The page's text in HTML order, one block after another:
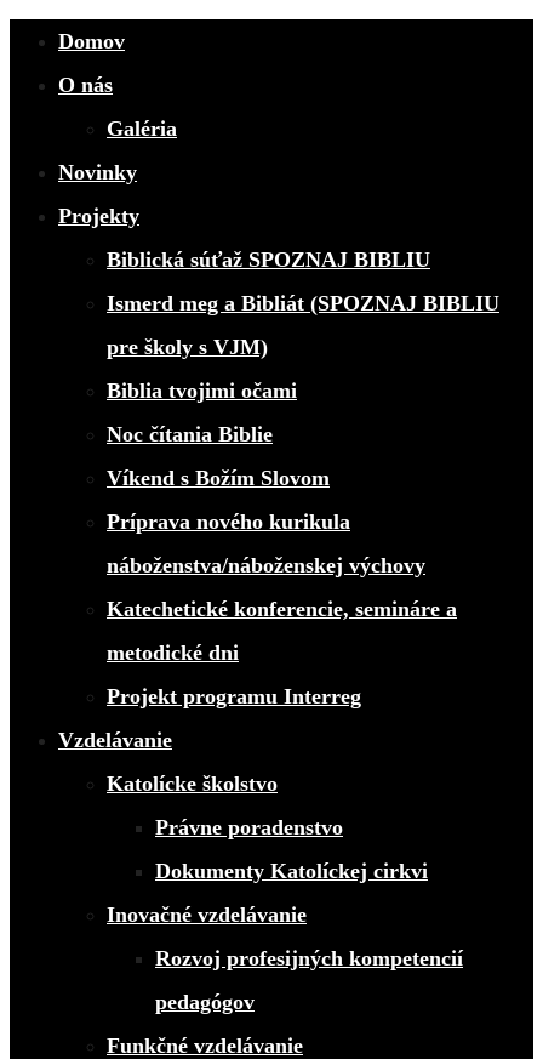
Domov
O nás
Galéria
Novinky
Projekty
Biblická súťaž SPOZNAJ BIBLIU
Ismerd meg a Bibliát (SPOZNAJ BIBLIU
pre školy s VJM)
Biblia tvojimi očami
Noc čítania Biblie
Víkend s Božím Slovom
Príprava nového kurikula
náboženstva/náboženskej výchovy
Katechetické konferencie, semináre a
metodické dni
Projekt programu Interreg
Vzdelávanie
Katolícke školstvo
Právne poradenstvo
Dokumenty Katolíckej cirkvi
Inovačné vzdelávanie
Rozvoj profesijných kompetencií
pedagógov
Funkčné vzdelávanie